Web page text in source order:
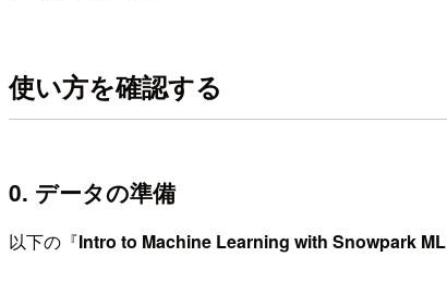
使い方を確認する
0. データの準備
以下の『Intro to Machine Learning with Snowpark ML